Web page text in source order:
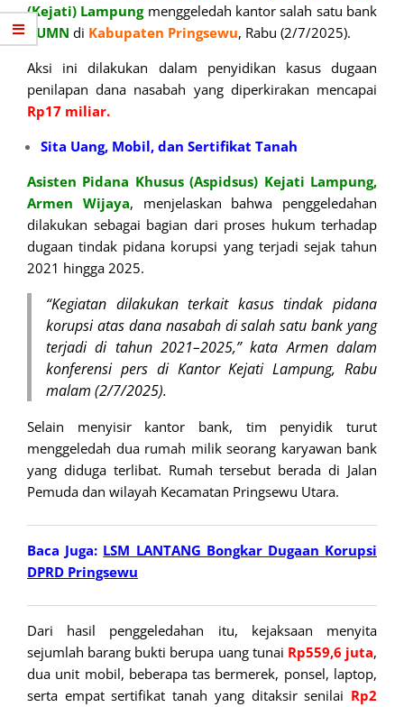
(Kejati) Lampung menggeledah kantor salah satu bank
BUMN di Kabupaten Pringsewu, Rabu (2/7/2025).
Aksi ini dilakukan dalam penyidikan kasus dugaan
penilapan dana nasabah yang diperkirakan mencapai
Rp17 miliar.
Sita Uang, Mobil, dan Sertifikat Tanah
Asisten Pidana Khusus (Aspidsus) Kejati Lampung,
Armen Wijaya, menjelaskan bahwa penggeledahan
dilakukan sebagai bagian dari proses hukum terhadap
dugaan tindak pidana korupsi yang terjadi sejak tahun
2021 hingga 2025.
“Kegiatan dilakukan terkait kasus tindak pidana
korupsi atas dana nasabah di salah satu bank yang
terjadi di tahun 2021–2025,” kata Armen dalam
konferensi pers di Kantor Kejati Lampung, Rabu
malam (2/7/2025).
Selain menyisir kantor bank, tim penyidik turut
menggeledah dua rumah milik seorang karyawan bank
yang diduga terlibat. Rumah tersebut berada di Jalan
Pemuda dan wilayah Kecamatan Pringsewu Utara.
Baca Juga: LSM LANTANG Bongkar Dugaan Korupsi
DPRD Pringsewu
Dari hasil penggeledahan itu, kejaksaan menyita
sejumlah barang bukti berupa uang tunai Rp559,6 juta,
dua unit mobil, beberapa tas bermerek, ponsel, laptop,
serta empat sertifikat tanah yang ditaksir senilai Rp2